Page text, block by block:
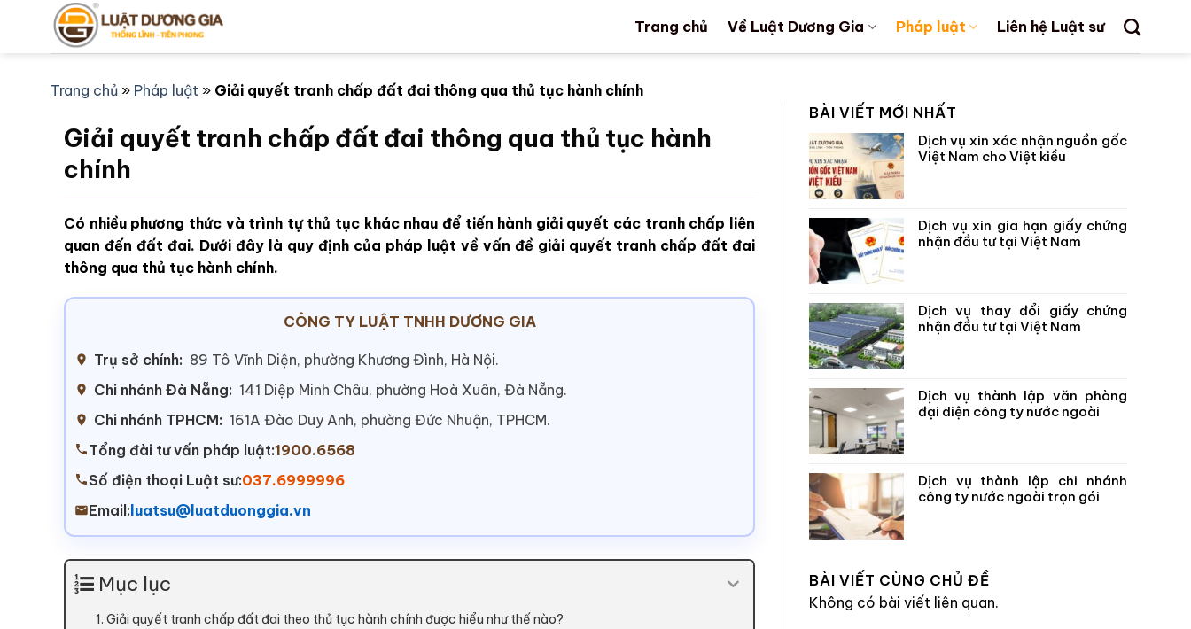
Trang chủ Về Luật Dương Gia Pháp luật Liên hệ Luật sư
Trang chủ » Pháp luật » Giải quyết tranh chấp đất đai thông qua thủ tục hành chính
Giải quyết tranh chấp đất đai thông qua thủ tục hành
chính
Có nhiều phương thức và trình tự thủ tục khác nhau để tiến hành giải quyết các tranh chấp liên
quan đến đất đai. Dưới đây là quy định của pháp luật về vấn đề giải quyết tranh chấp đất đai
thông qua thủ tục hành chính.
CÔNG TY LUẬT TNHH DƯƠNG GIA
Trụ sở chính: 89 Tô Vĩnh Diện, phường Khương Đình, Hà Nội.
Chi nhánh Đà Nẵng: 141 Diệp Minh Châu, phường Hoà Xuân, Đà Nẵng.
Chi nhánh TPHCM: 161A Đào Duy Anh, phường Đức Nhuận, TPHCM.
Tổng đài tư vấn pháp luật:1900.6568
Số điện thoại Luật sư:037.6999996
Email: luatsu@luatduonggia.vn
Mục lục
1. Giải quyết tranh chấp đất đai theo thủ tục hành chính được hiểu như thế nào?
BÀI VIẾT MỚI NHẤT
Dịch vụ xin xác nhận nguồn gốc
Việt Nam cho Việt kiều
Dịch vụ xin gia hạn giấy chứng
nhận đầu tư tại Việt Nam
Dịch vụ thay đổi giấy chứng
nhận đầu tư tại Việt Nam
Dịch vụ thành lập văn phòng
đại diện công ty nước ngoài
Dịch vụ thành lập chi nhánh
công ty nước ngoài trọn gói
BÀI VIẾT CÙNG CHỦ ĐỀ
Không có bài viết liên quan.